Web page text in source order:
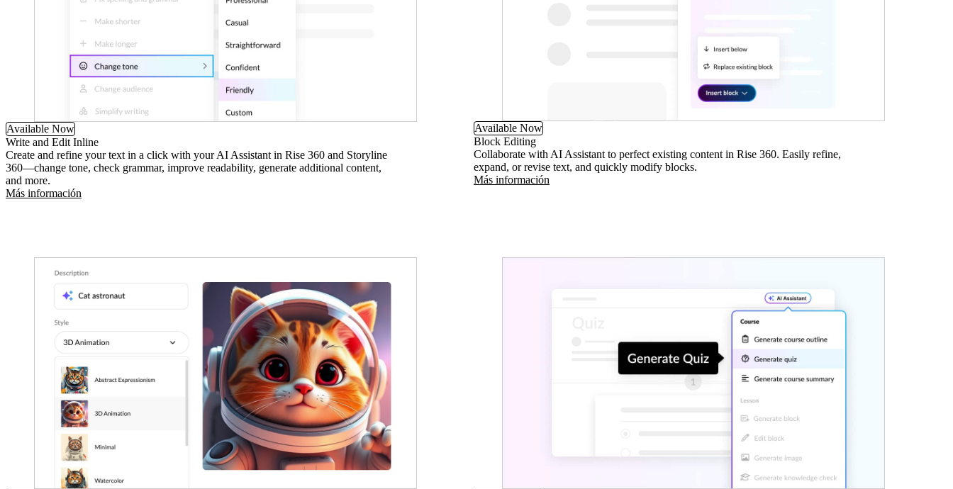
Available Now
Write and Edit Inline
Create and refine your text in a click with your AI Assistant in Rise 360 and Storyline
360—change tone, check grammar, improve readability, generate additional content,
and more.
Más información
Available Now
Block Editing
Collaborate with AI Assistant to perfect existing content in Rise 360. Easily refine,
expand, or revise text, and quickly modify blocks.
Más información